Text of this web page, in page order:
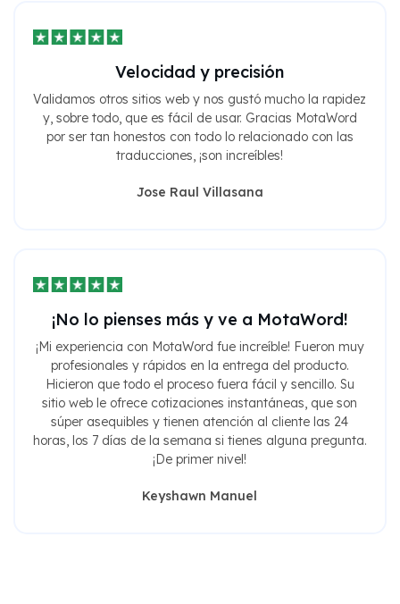
Velocidad y precisión
Validamos otros sitios web y nos gustó mucho la rapidez
y, sobre todo, que es fácil de usar. Gracias MotaWord
por ser tan honestos con todo lo relacionado con las
traducciones, ¡son increíbles!
Jose Raul Villasana
¡No lo pienses más y ve a MotaWord!
¡Mi experiencia con MotaWord fue increíble! Fueron muy
profesionales y rápidos en la entrega del producto.
Hicieron que todo el proceso fuera fácil y sencillo. Su
sitio web le ofrece cotizaciones instantáneas, que son
súper asequibles y tienen atención al cliente las 24
horas, los 7 días de la semana si tienes alguna pregunta.
¡De primer nivel!
Keyshawn Manuel